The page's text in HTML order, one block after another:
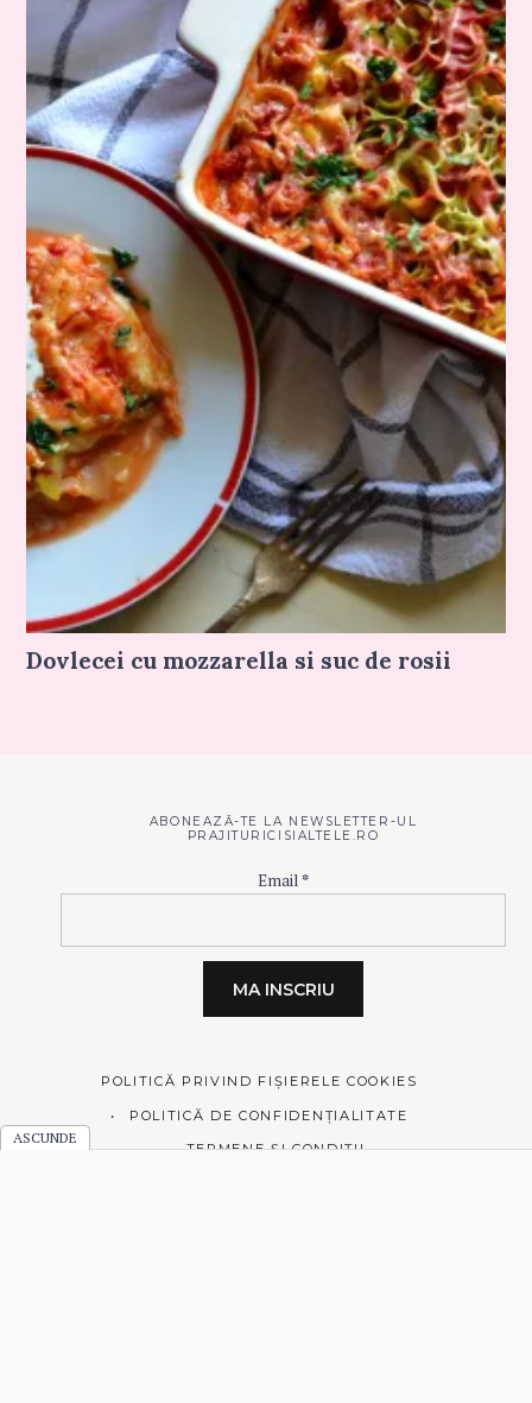
Dovlecei cu mozzarella si suc de rosii
ABONEAZĂ-TE LA NEWSLETTER-UL
PRAJITURICISIALTELE.RO
Email*
POLITICĂ PRIVIND FIȘIERELE COOKIES
POLITICĂ DE CONFIDENȚIALITATE
TERMENE ȘI CONDIȚII